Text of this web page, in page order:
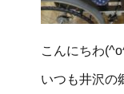
こんにちわ
いつも井沢の